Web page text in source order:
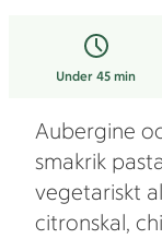
Under 45 min
Aubergine
smakrik
vegetariskt
citronskal,